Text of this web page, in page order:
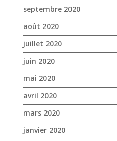
avril 2020
mars 2020
janvier 2020
décembre 2019
novembre 2019
octobre 2019
septembre 2019
août 2019